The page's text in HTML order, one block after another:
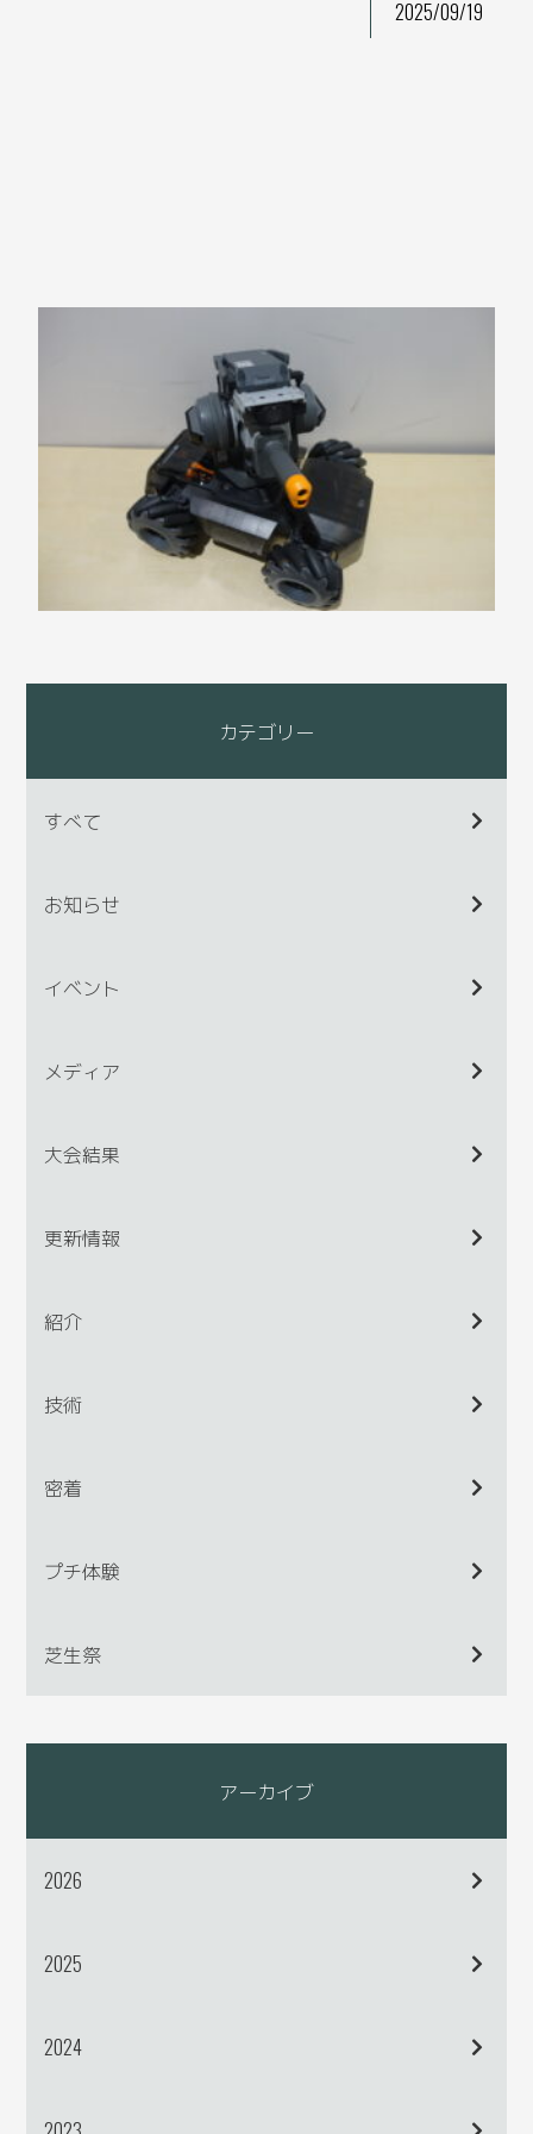
2025/09/19
カテゴリー
すべて
お知らせ
イベント
メディア
大会結果
更新情報
紹介
技術
密着
プチ体験
芝生祭
アーカイブ
2026
2025
2024